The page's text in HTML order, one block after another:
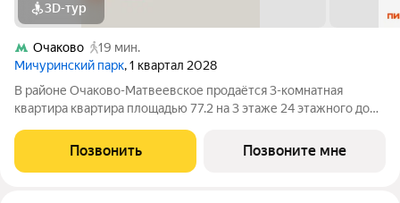
3D-тур
Очаково
19 мин.
Мичуринский парк, 1 квартал 2028
В районе Очаково-Матвеевское продаётся 3-комнатная
квартира квартира площадью 77.2 на 3 этаже 24 этажного дома
расположение 7 минут пешком до станции метро «Озёрная». 3
минуты на автомобиле
Позвонить Позвоните мне